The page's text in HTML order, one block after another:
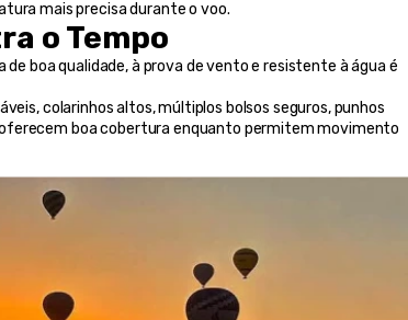
mais precisa durante o voo.
o Tempo
boa qualidade, à prova de vento e resistente à água é
colarinhos altos, múltiplos bolsos seguros, punhos
boa cobertura enquanto permitem movimento